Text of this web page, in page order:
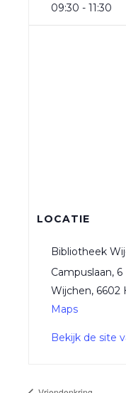
09:30 - 11:30
LOCATIE
Bibliotheek
Campuslaan, 6
Wijchen, 6602
Maps
Bekijk de site